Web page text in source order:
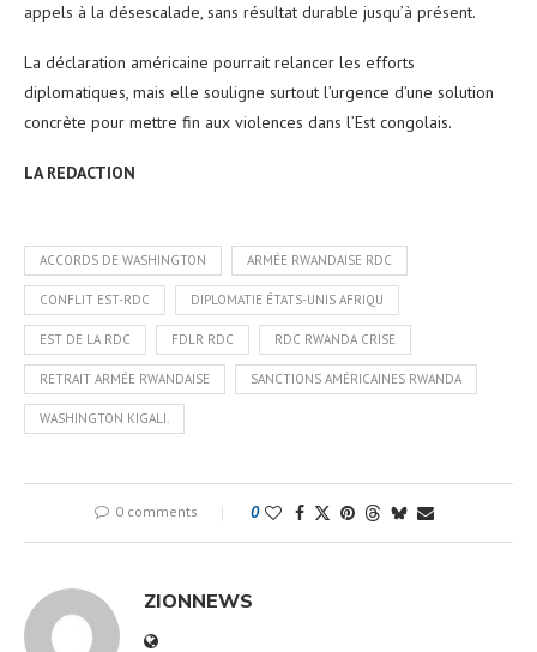
appels à la désescalade, sans résultat durable jusqu’à présent.
La déclaration américaine pourrait relancer les efforts
diplomatiques, mais elle souligne surtout l’urgence d’une solution
concrète pour mettre fin aux violences dans l’Est congolais.
LA REDACTION
ACCORDS DE WASHINGTON ARMÉE RWANDAISE RDC
CONFLIT EST-RDC DIPLOMATIE ÉTATS-UNIS AFRIQU
EST DE LA RDC FDLR RDC RDC RWANDA CRISE
RETRAIT ARMÉE RWANDAISE SANCTIONS AMÉRICAINES RWANDA
WASHINGTON KIGALI.
0 comments 0
ZIONNEWS